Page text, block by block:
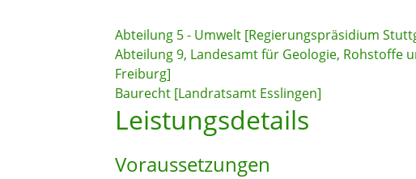
Abteilung 5 - Umwelt [Regierungspräsidium
Abteilung 9, Landesamt für Geologie, Rohstoffe
Freiburg]
Baurecht [Landratsamt Esslingen]
Leistungsdetails
Voraussetzungen